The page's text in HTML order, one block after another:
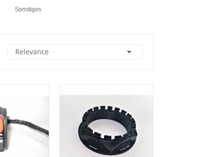
Sonstiges
Relevance 